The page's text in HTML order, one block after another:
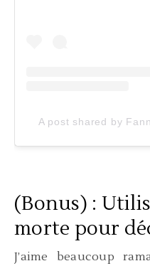
A post shared by
(Bonus) :
morte pour
J’aime beaucoup